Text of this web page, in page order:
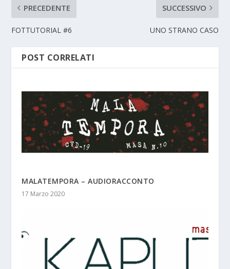
PRECEDENTE
FOTTUTORIAL #6
SUCCESSIVO
UNO STRANO CASO
POST CORRELATI
MALATEMPORA – AUDIORACCONTO
17 Marzo 2020